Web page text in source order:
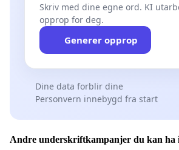
Skriv med dine egne ord. KI
opprop for deg.
Generer opprop
Dine data forblir dine
Personvern innebygd fra start
Andre underskriftkampanjer du kan ha